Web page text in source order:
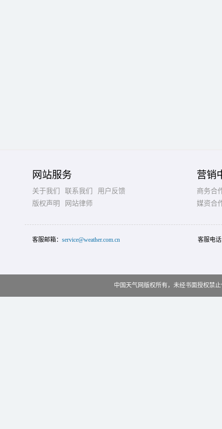
网站服务
关于我们 联系我们
用户反馈
版权声明
网站律师
营销
商务合
媒资合
客服邮箱： service@weather.com.cn 客服电
中国天气网版权所有，未经书面授权